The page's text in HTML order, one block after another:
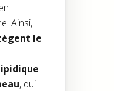
Ainsi,
le
, qui